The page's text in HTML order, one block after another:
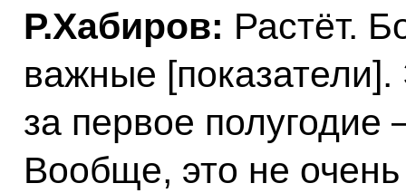
Р.Хабиров: Растёт.
важные
за первое полугодие
Вообще, это не